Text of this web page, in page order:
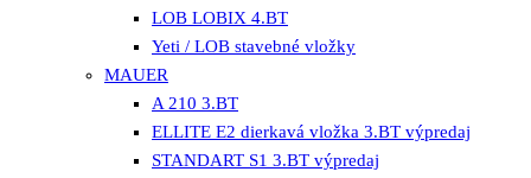
LOB LOBIX 4.BT
Yeti / LOB stavebné vložky
MAUER
A 210 3.BT
ELLITE E2 dierkavá vložka 3.BT výpredaj
STANDART S1 3.BT výpredaj